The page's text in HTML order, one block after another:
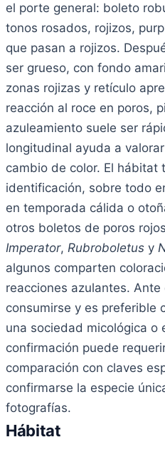
el porte general: boleto
tonos rosados, rojizos,
que pasan a rojizos.
ser grueso, con fondo
zonas rojizas y retículo
reacción al roce en poros,
azuleamiento suele ser
longitudinal ayuda a
cambio de color. El hábitat
identificación, sobre todo
en temporada cálida o
otros boletos de poros
Imperator, Rubroboletus y
algunos comparten
reacciones azulantes.
consumirse y es preferible
una sociedad micológica o
confirmación puede
comparación con claves
confirmarse la especie
fotografías.
Hábitat